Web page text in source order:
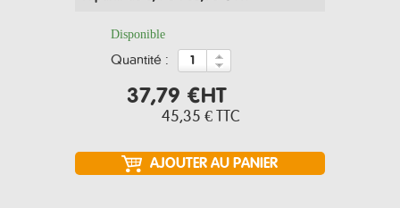
Disponible
quantité :
37,79 €HT
45,35 € TTC